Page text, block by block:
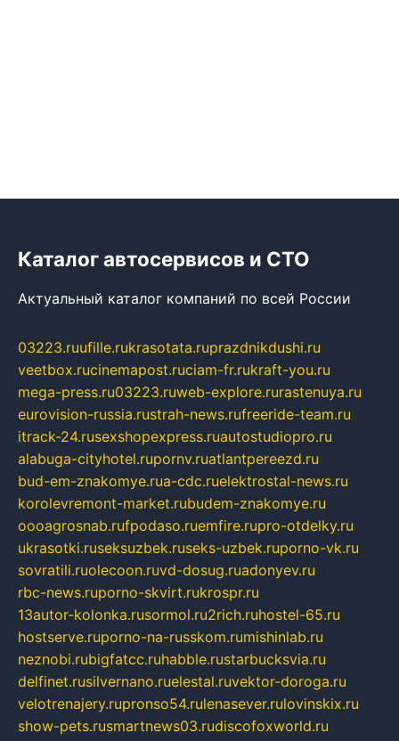
Каталог автосервисов и СТО
Актуальный каталог компаний по всей России
03223.ruufille.rukrasotata.ruprazdnikdushi.ru
veetbox.rucinemapost.ruciam-fr.rukraft-you.ru
mega-press.ru03223.ruweb-explore.rurastenuya.ru
eurovision-russia.rustrah-news.rufreeride-team.ru
itrack-24.rusexshopexpress.ruautostudiopro.ru
alabuga-cityhotel.rupornv.ruatlantpereezd.ru
bud-em-znakomye.rua-cdc.ruelektrostal-news.ru
korolevremont-market.rubudem-znakomye.ru
oooagrosnab.rufpodaso.ruemfire.rupro-otdelky.ru
ukrasotki.ruseksuzbek.ruseks-uzbek.ruporno-vk.ru
sovratili.ruolecoon.ruvd-dosug.ruadonyev.ru
rbc-news.ruporno-skvirt.rukrospr.ru
13autor-kolonka.rusormol.ru2rich.ruhostel-65.ru
hostserve.ruporno-na-russkom.rumishinlab.ru
neznobi.rubigfatcc.ruhabble.rustarbucksvia.ru
delfinet.rusilvernano.ruelestal.ruvektor-doroga.ru
velotrenajery.rupronso54.rulenasever.rulovinskix.ru
show-pets.rusmartnews03.rudiscofoxworld.ru